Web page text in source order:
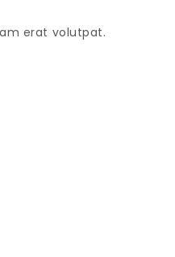
erat volutpat.